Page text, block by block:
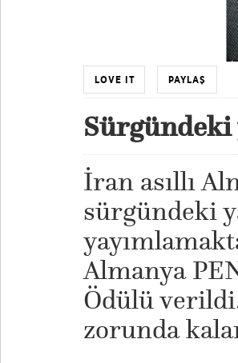
LOVE IT PAYLAŞ
Sürgündeki
İran asıllı
sürgündeki
Almanya
Ödülü
zorunda